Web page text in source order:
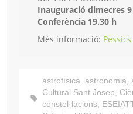
Inauguració dimecres
Conferència 19.30 h
Més informació:
astrofísica. astronomia,
Cultural Sant Josep,
constel·lacions,